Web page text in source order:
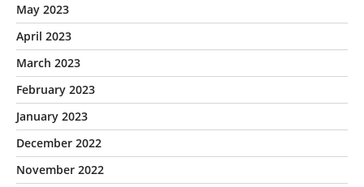
May 2023
April 2023
March 2023
February 2023
January 2023
December 2022
November 2022